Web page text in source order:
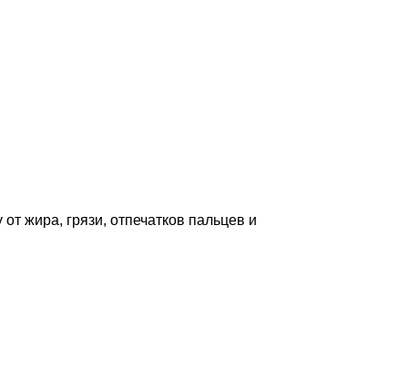
жира, грязи, отпечатков пальцев и